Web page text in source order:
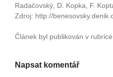
Radačovský, D. Kopka, F.
Zdroj: http://
Článek byl publikován v rubrice
Napsat komentář